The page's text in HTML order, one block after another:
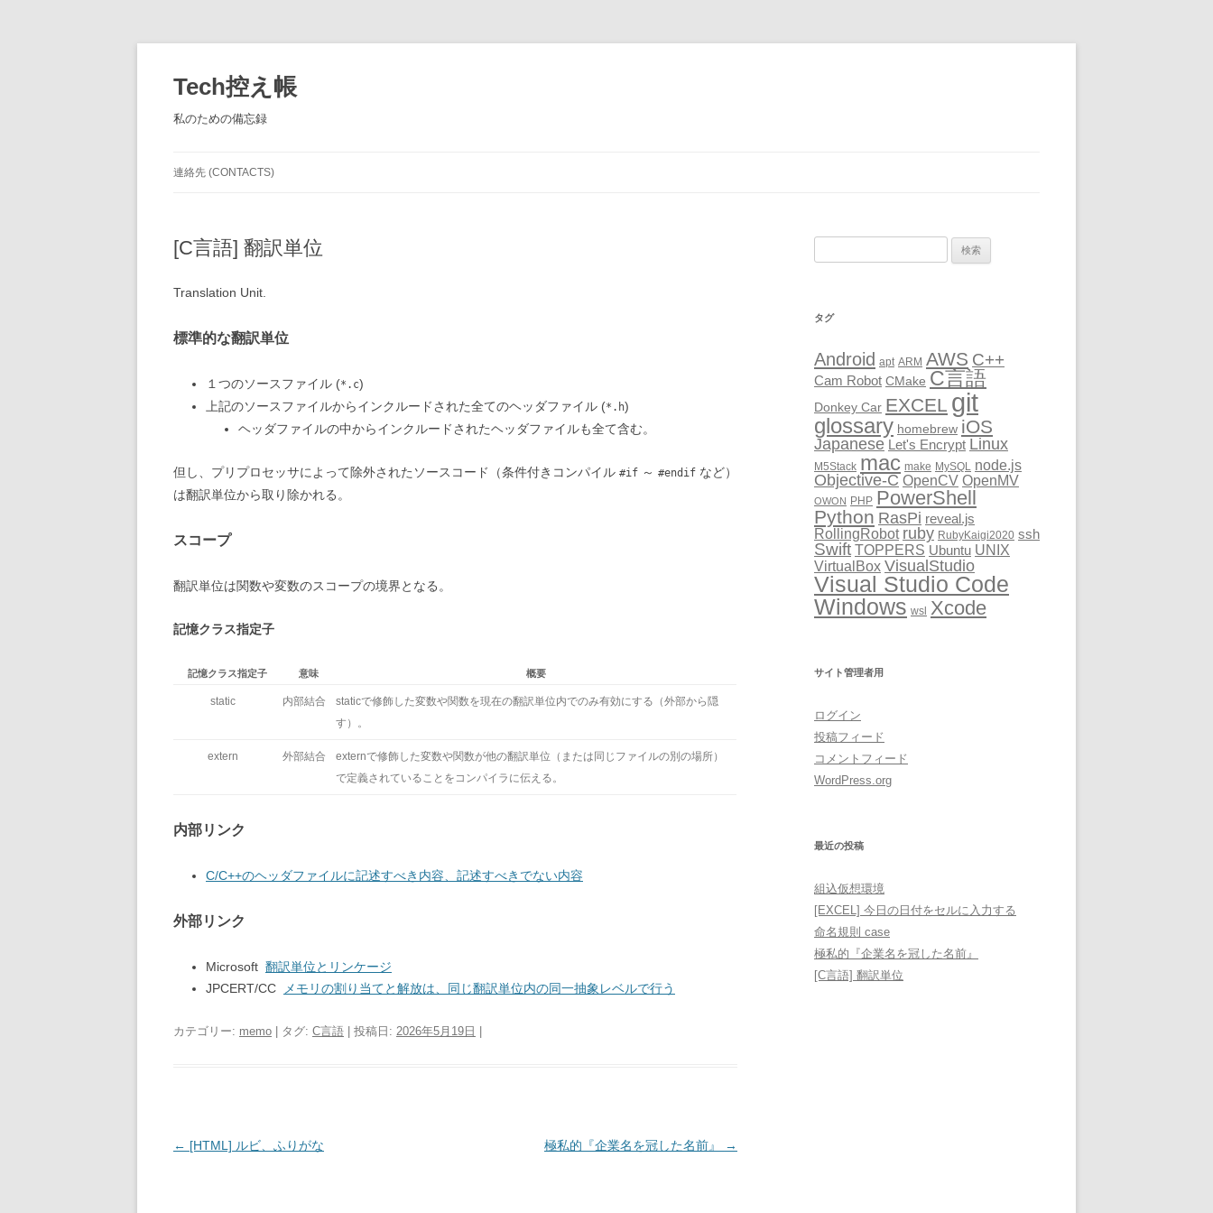
ツ
へ
ス
Tech控え帳
私のための備忘録
連絡先 (CONTACTS)
[C言語] 翻訳単位
Translation Unit.
標準的な翻訳単位
１つのソースファイル (*.c)
上記のソースファイルからインクルードされた全てのヘッダファイル (*.h)
ヘッダファイルの中からインクルードされたヘッダファイルも全て含む。
但し、プリプロセッサによって除外されたソースコード（条件付きコンパイル #if ～ #endif など）
は翻訳単位から取り除かれる。
スコープ
翻訳単位は関数や変数のスコープの境界となる。
記憶クラス指定子
記憶クラス指定子 意味 概要
static 内部結合
staticで修飾した変数や関数を現在の翻訳単位内でのみ有効にする（外部から隠
す）。
extern 外部結合
externで修飾した変数や関数が他の翻訳単位（または同じファイルの別の場所）
で定義されていることをコンパイラに伝える。
内部リンク
C/C++のヘッダファイルに記述すべき内容、記述すべきでない内容
外部リンク
Microsoft 翻訳単位とリンケージ
JPCERT/CC
メモリの割り当てと解放は、同じ翻訳単位内の同一抽象レベルで行う
カテゴリー: memo | タグ: C言語 | 投稿日: 2026年5月19日
投
← [HTML] ルビ、ふりがな 極私的『企業名を冠した名前』 →
タグ
Android apt ARM AWS C++
Cam Robot CMake C言語
Donkey Car EXCEL git
glossary homebrew iOS
Japanese Let's Encrypt Linux
M5Stack mac make MySQL node.js
Objective-C OpenCV OpenMV
OWON PHP PowerShell
Python RasPi reveal.js
RollingRobot ruby RubyKaigi2020 ssh
Swift TOPPERS Ubuntu UNIX
VirtualBox VisualStudio
Visual Studio Code
Windows wsl Xcode
サイト管理者用
ログイン
投稿フィード
コメントフィード
WordPress.org
最近の投稿
組込仮想環境
[EXCEL] 今日の日付をセルに入力する
命名規則 case
極私的『企業名を冠した名前』
[C言語] 翻訳単位